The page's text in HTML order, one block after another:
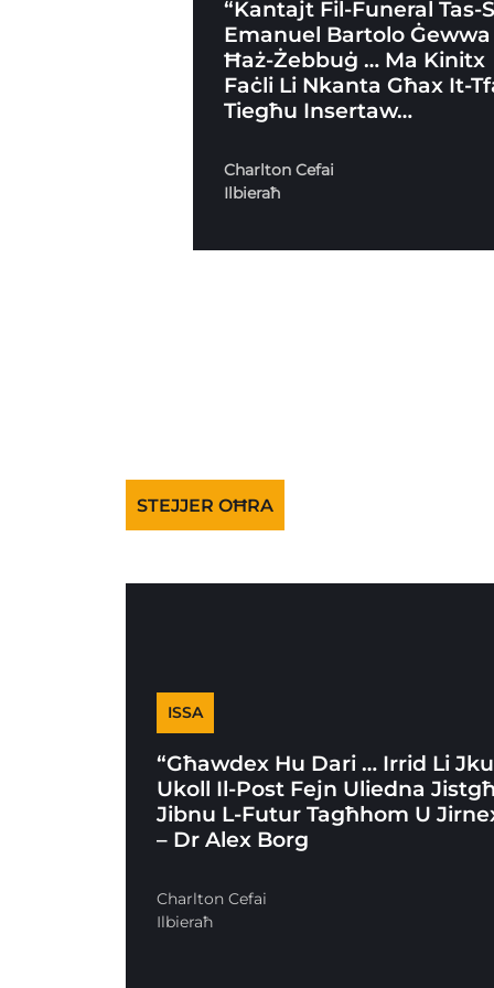
“Kantajt Fil-Funeral Tas-
Emanuel Bartolo Ġewwa
Ħaż-Żebbuġ … Ma Kinitx
Faċli Li Nkanta Għax It-
Tiegħu Insertaw…
Charlton Cefai
Ilbieraħ
STEJJER OĦRA
ISSA
“Għawdex Hu Dari … Irrid Li
Ukoll Il-Post Fejn Uliedna
Jibnu L-Futur Tagħhom U
– Dr Alex Borg
Charlton Cefai
Ilbieraħ